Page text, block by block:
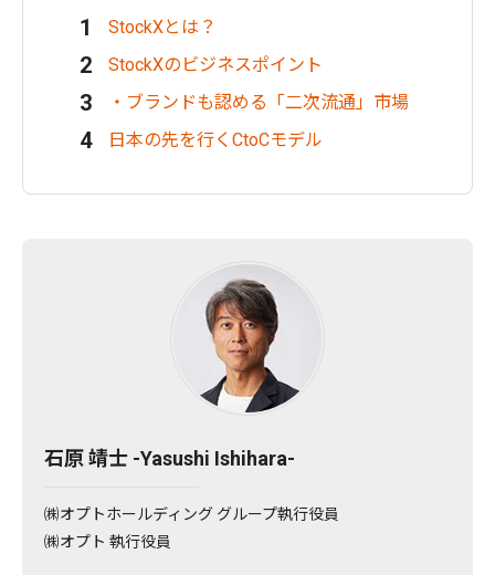
StockXとは？
StockXのビジネスポイント
・ブランドも認める「二次流通」市場
日本の先を行くCtoCモデル
石原 靖士 -Yasushi Ishihara-
㈱オプトホールディング グループ執行役員
㈱オプト 執行役員